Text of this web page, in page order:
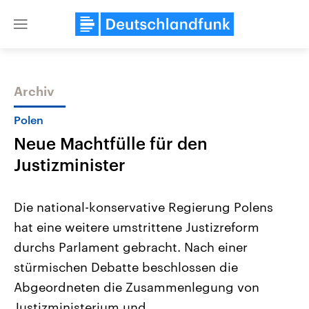
Close
Themen
Landtagswahl Sachsen-Anhalt
2026
Alle Informationen
Sachsen-Anhalt wählt am 6.
September 2026 einen neuen
Landtag. Seit 2021 wird das
Bundesland von einer Koalition aus
USA
Aktuelle Beiträge,
Hintergründe
Wirtschaftlich und
gehören die Vereinigten
den mächtigsten Ländern
Archiv
Polen
Neue Machtfülle für den
Justizminister
Die national-konservative Regierung Polens
hat eine weitere umstrittene Justizreform
durchs Parlament gebracht. Nach einer
stürmischen Debatte beschlossen die
Abgeordneten die Zusammenlegung von